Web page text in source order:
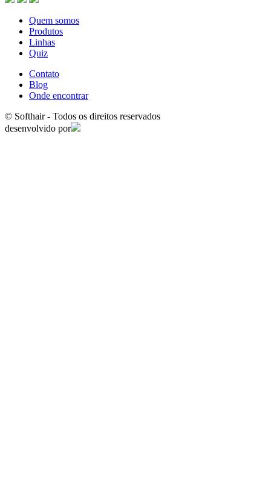
Quem somos
Produtos
Linhas
Quiz
Contato
Blog
Onde encontrar
© Softhair - Todos os direitos reservados
desenvolvido por